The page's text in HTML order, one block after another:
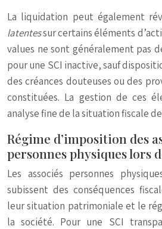
La liquidation peut également
latentessur certains éléments
values ne sont généralement pas
pour une SCI inactive, sauf
des créances douteuses ou des
constituées. La gestion de ces
analyse fine de la situation fiscale
Régime d’imposition des
personnes physiques lors
Les associés personnes
subissent des conséquences
leur situation patrimoniale et le
la société. Pour une SCI